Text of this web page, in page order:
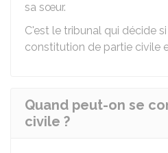
sa sœur.
C'est le tribunal qui décide
constitution de partie civile
Quand peut-on se
civile ?